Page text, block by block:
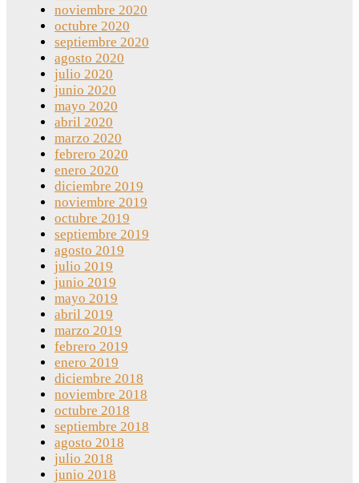
noviembre 2020
octubre 2020
septiembre 2020
agosto 2020
julio 2020
junio 2020
mayo 2020
abril 2020
marzo 2020
febrero 2020
enero 2020
diciembre 2019
noviembre 2019
octubre 2019
septiembre 2019
agosto 2019
julio 2019
junio 2019
mayo 2019
abril 2019
marzo 2019
febrero 2019
enero 2019
diciembre 2018
noviembre 2018
octubre 2018
septiembre 2018
agosto 2018
julio 2018
junio 2018